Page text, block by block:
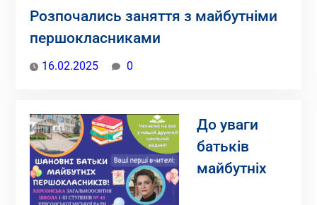
Розпочались заняття з майбутніми
першокласниками
16.02.2025 0
До уваги
батьків
майбутніх